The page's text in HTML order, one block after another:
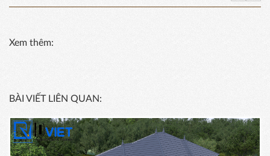
Xem thêm:
BÀI VIẾT LIÊN QUAN: